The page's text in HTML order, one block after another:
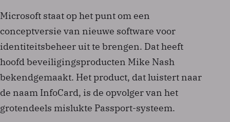
Microsoft staat op het punt om een
conceptversie van nieuwe software voor
identiteitsbeheer uit te brengen. Dat heeft
hoofd beveiligingsproducten Mike Nash
bekendgemaakt. Het product, dat luistert naar
de naam InfoCard, is de opvolger van het
grotendeels mislukte Passport-systeem.